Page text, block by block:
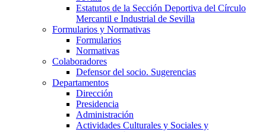
Estatutos de la Sección Deportiva del Círculo
Mercantil e Industrial de Sevilla
Formularios y Normativas
Formularios
Normativas
Colaboradores
Defensor del socio. Sugerencias
Departamentos
Dirección
Presidencia
Administración
Actividades Culturales y Sociales y